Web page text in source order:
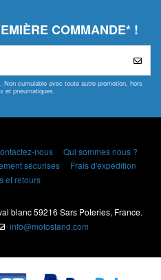
COMMANDE* !
cumulable avec toute autre promotion, hors
et pneumatiques.
nous
Qui sommes nous ?
sécurisés
Frais d'expédition
et retours
blanc 59216 Sars Poteries, France.
info@motostand.com